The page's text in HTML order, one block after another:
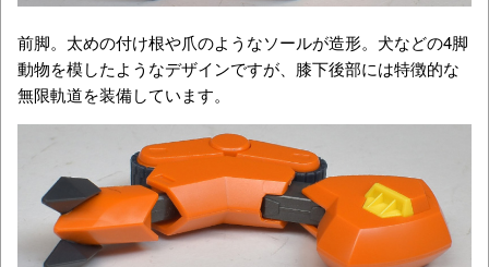
前脚。太めの付け根や爪のようなソールが造形。犬などの4脚
動物を模したようなデザインですが、膝下後部には特徴的な
無限軌道を装備しています。